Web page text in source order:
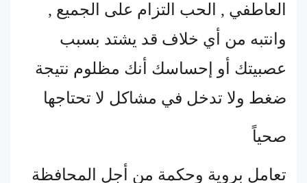
العاطفي , الحب التزام على الجميع ,
وانتبه من أي خلاف قد يشتد بسبب
عصبيتك أو إحساسك أنك مظلوم نتيجة
ضغط ولا تدخل في مشاكل لا تحتاجها
صحياً
تعامل بروية وحكمة من أجل المحافظة